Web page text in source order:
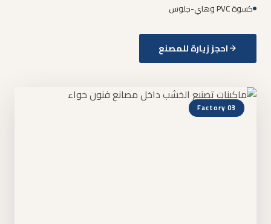
كسوة PVC وهاي-جلوس
احجز زيارة للمصنع
Factory 03